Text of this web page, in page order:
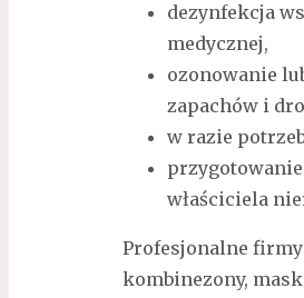
dezynfekcja
medycznej,
ozonowanie
zapachów i
w razie
właściciela
Profesjonalne
kombinezony,